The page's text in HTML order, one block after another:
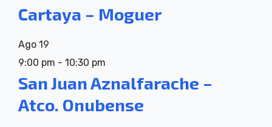
Cartaya – Moguer
Ago 19
9:00 pm - 10:30 pm
San Juan Aznalfarache –
Atco. Onubense